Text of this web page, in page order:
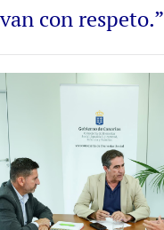
con respeto.”